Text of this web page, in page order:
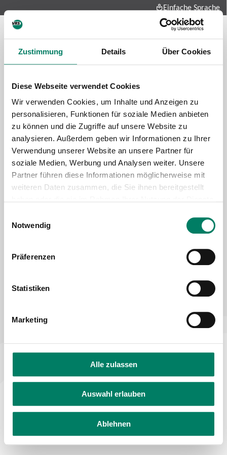
Zustimmung Details Über Cookies
Diese Webseite verwendet Cookies
Wir verwenden Cookies, um Inhalte und Anzeigen zu
personalisieren, Funktionen für soziale Medien anbieten
zu können und die Zugriffe auf unsere Website zu
analysieren. Außerdem geben wir Informationen zu Ihrer
Verwendung unserer Website an unsere Partner für
soziale Medien, Werbung und Analysen weiter. Unsere
Partner führen diese Informationen möglicherweise mit
weiteren Daten zusammen, die Sie ihnen bereitgestellt
Notwendig
Präferenzen
Statistiken
Marketing
Alle zulassen
Auswahl erlauben
Ablehnen
Einfache Sprache
Future-mobility
About us
Press and media
Career
Declaration on accessibility
Feedback on accessibility